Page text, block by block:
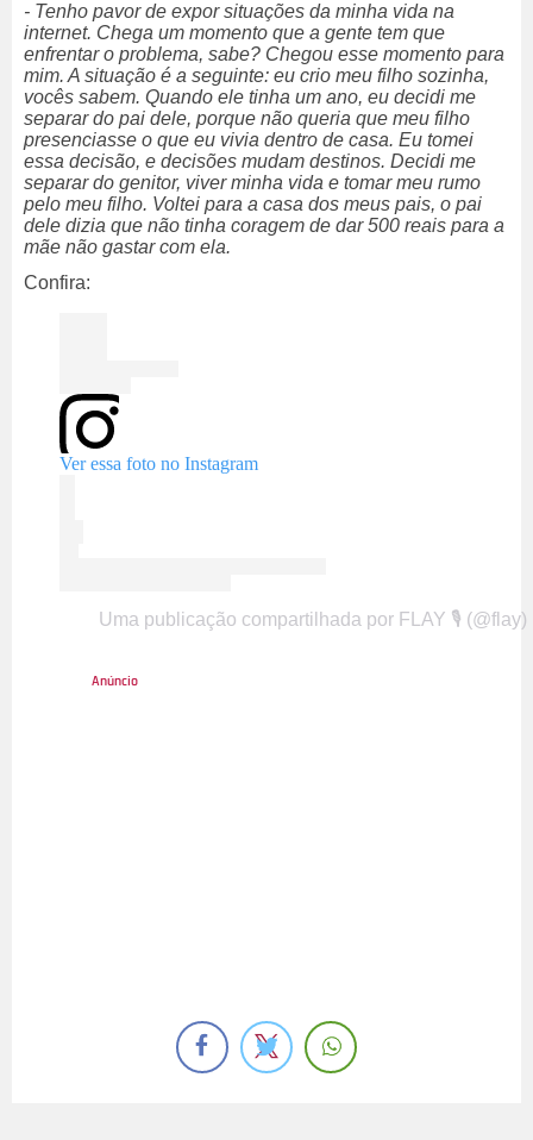
- Tenho pavor de expor situações da minha vida na
internet. Chega um momento que a gente tem que
enfrentar o problema, sabe? Chegou esse momento para
mim. A situação é a seguinte: eu crio meu filho sozinha,
vocês sabem. Quando ele tinha um ano, eu decidi me
separar do pai dele, porque não queria que meu filho
presenciasse o que eu vivia dentro de casa. Eu tomei
essa decisão, e decisões mudam destinos. Decidi me
separar do genitor, viver minha vida e tomar meu rumo
pelo meu filho. Voltei para a casa dos meus pais, o pai
dele dizia que não tinha coragem de dar 500 reais para a
mãe não gastar com ela.
Confira:
Ver essa foto no Instagram
Uma publicação compartilhada por FLAY 🎙 (@flay)